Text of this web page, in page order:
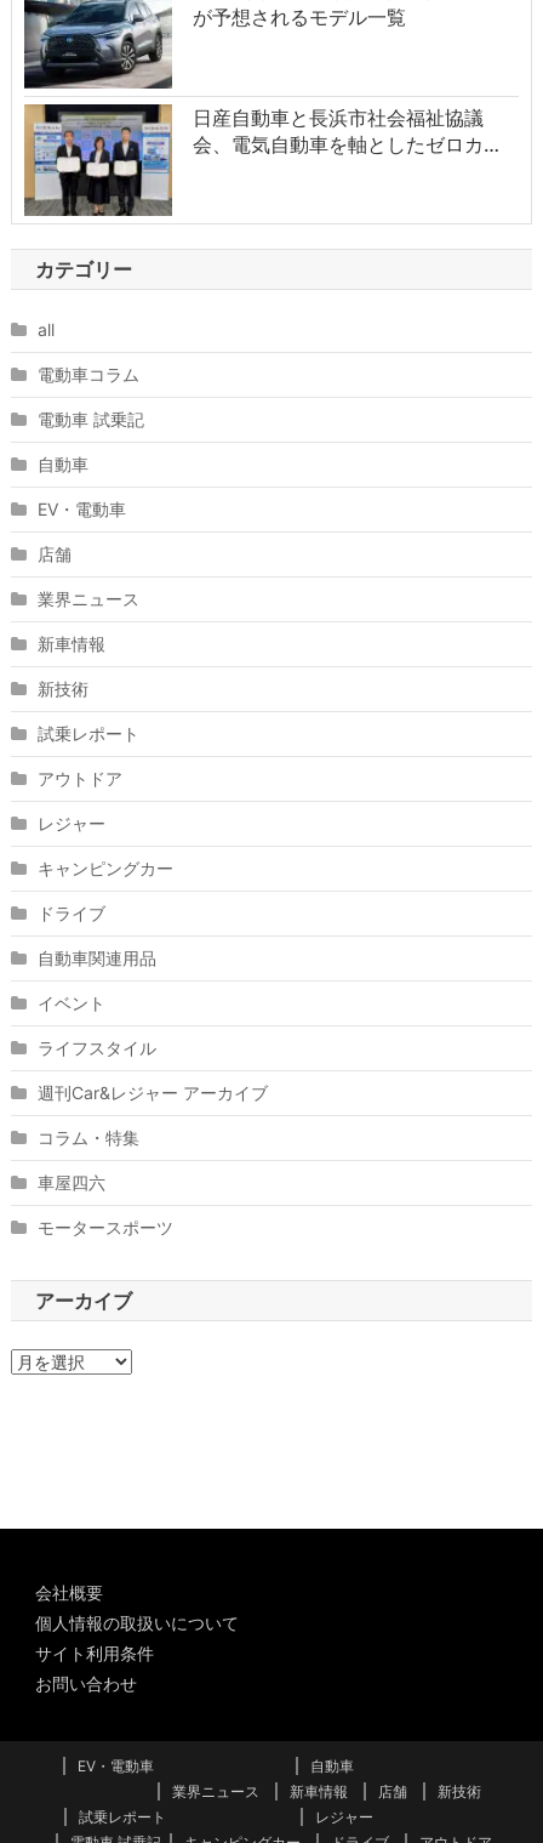
が予想されるモデル一覧
日産自動車と長浜市社会福祉協議
会、電気自動車を軸としたゼロカ…
カテゴリー
all
電動車コラム
電動車 試乗記
自動車
EV・電動車
店舗
業界ニュース
新車情報
新技術
試乗レポート
アウトドア
レジャー
キャンピングカー
ドライブ
自動車関連用品
イベント
ライフスタイル
週刊Car&レジャー アーカイブ
コラム・特集
車屋四六
モータースポーツ
アーカイブ
ア
会社概要
個人情報の取扱いについて
サイト利用条件
お問い合わせ
EV・電動車
自動車
業界ニュース
新車情報 店舗
新技術
試乗レポート
レジャー